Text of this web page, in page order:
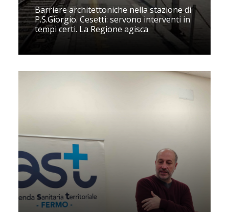
Barriere architettoniche nella stazione di
P.S.Giorgio. Cesetti: servono interventi in
tempi certi. La Regione agisca